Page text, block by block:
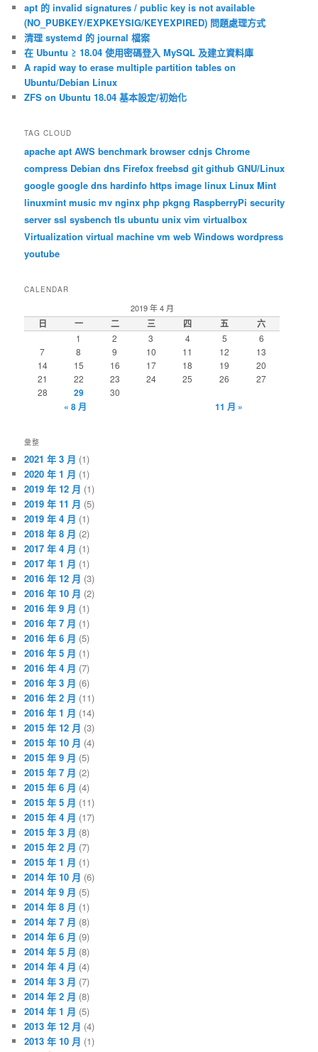
apt 的 invalid signatures / public key is not available
(NO_PUBKEY/EXPKEYSIG/KEYEXPIRED) 問題處理方式
清理 systemd 的 journal 檔案
在 Ubuntu ≥ 18.04 使用密碼登入 MySQL 及建立資料庫
A rapid way to erase multiple partition tables on
Ubuntu/Debian Linux
ZFS on Ubuntu 18.04 基本設定/初始化
TAG CLOUD
apache apt AWS benchmark browser cdnjs Chrome
compress Debian dns Firefox freebsd git github GNU/Linux
google google dns hardinfo https image linux Linux Mint
linuxmint music mv nginx php pkgng RaspberryPi security
server ssl sysbench tls ubuntu unix vim virtualbox
Virtualization virtual machine vm web Windows wordpress
youtube
CALENDAR
2019 年 4 月
日 一 二 三 四 五 六
1 2 3 4 5
6
7
8 9 10 11 12
13
14
15 16 17 18 19
20
21
22 23 24 25 26
27
28
29 30
« 8 月 11 月 »
彙整
2021 年 3 月 (1)
2020 年 1 月 (1)
2019 年 12 月 (1)
2019 年 11 月 (5)
2019 年 4 月 (1)
2018 年 8 月 (2)
2017 年 4 月 (1)
2017 年 1 月 (1)
2016 年 12 月 (3)
2016 年 10 月 (2)
2016 年 9 月 (1)
2016 年 7 月 (1)
2016 年 6 月 (5)
2016 年 5 月 (1)
2016 年 4 月 (7)
2016 年 3 月 (6)
2016 年 2 月 (11)
2016 年 1 月 (14)
2015 年 12 月 (3)
2015 年 10 月 (4)
2015 年 9 月 (5)
2015 年 7 月 (2)
2015 年 6 月 (4)
2015 年 5 月 (11)
2015 年 4 月 (17)
2015 年 3 月 (8)
2015 年 2 月 (7)
2015 年 1 月 (1)
2014 年 10 月 (6)
2014 年 9 月 (5)
2014 年 8 月 (1)
2014 年 7 月 (8)
2014 年 6 月 (9)
2014 年 5 月 (8)
2014 年 4 月 (4)
2014 年 3 月 (7)
2014 年 2 月 (8)
2014 年 1 月 (5)
2013 年 12 月 (4)
2013 年 10 月 (1)